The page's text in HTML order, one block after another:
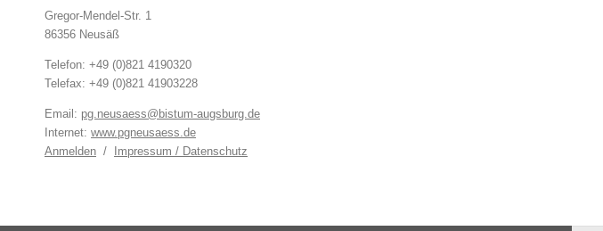
Gregor-Mendel-Str. 1
86356 Neusäß
Telefon: +49 (0)821 4190320
Telefax: +49 (0)821 41903228
Email: pg.neusaess@bistum-augsburg.de
Internet: www.pgneusaess.de
Anmelden / Impressum / Datenschutz